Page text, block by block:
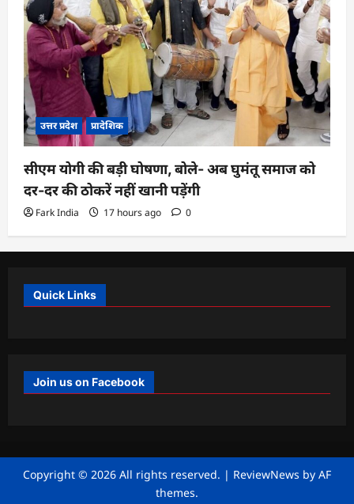
उत्तर प्रदेश प्रादेशिक
सीएम योगी की बड़ी घोषणा, बोले- अब घुमंतू समाज को
दर-दर की ठोकरें नहीं खानी पड़ेंगी
Fark India 17 hours ago 0
Quick Links
Join us on Facebook
Copyright © 2026 All rights reserved. | ReviewNews by AF
themes.